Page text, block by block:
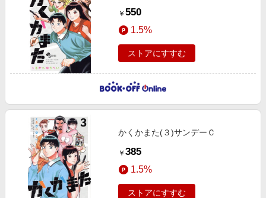
￥ 550
1.5%
ストアにすすむ
かくかまた(３)サンデーＣ
￥ 385
1.5%
ストアにすすむ